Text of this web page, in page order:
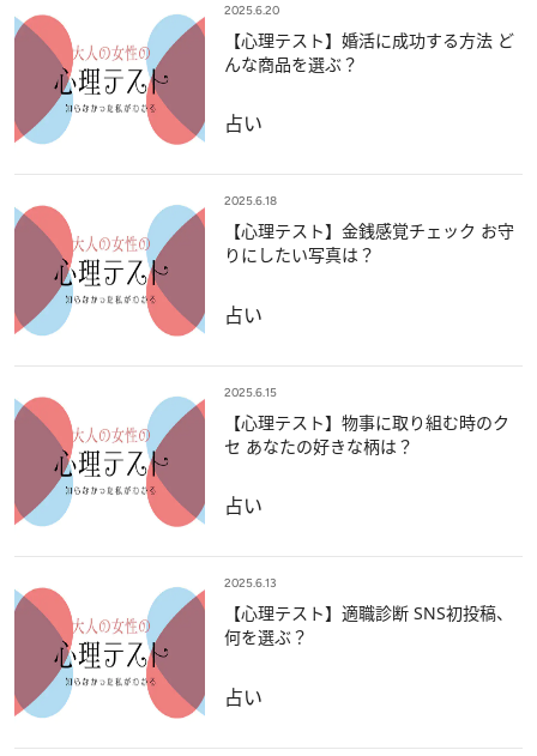
2025.6.20
【心理テスト】婚活に成功する方法 ど
んな商品を選ぶ？
占い
2025.6.18
【心理テスト】金銭感覚チェック お守
りにしたい写真は？
占い
2025.6.15
【心理テスト】物事に取り組む時のク
セ あなたの好きな柄は？
占い
2025.6.13
【心理テスト】適職診断 SNS初投稿、
何を選ぶ？
占い